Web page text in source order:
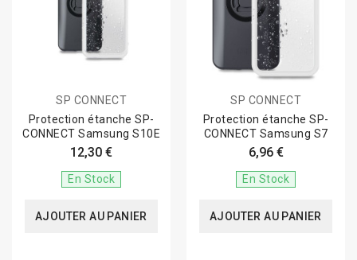
SP CONNECT
Protection étanche SP-
CONNECT Samsung S10E
12,30 €
En Stock
AJOUTER AU PANIER
SP CONNECT
Protection étanche SP-
CONNECT Samsung S7
6,96 €
En Stock
AJOUTER AU PANIER